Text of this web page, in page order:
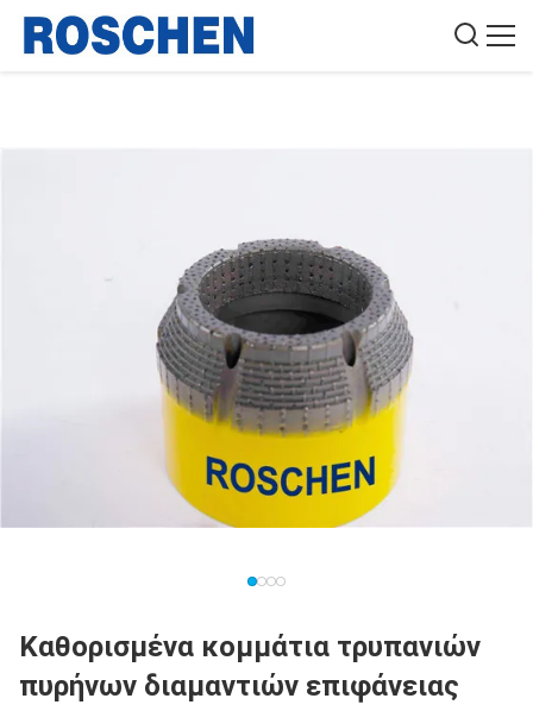
Καθορισμένα κομμάτια τρυπανιών
πυρήνων διαμαντιών επιφάνειας